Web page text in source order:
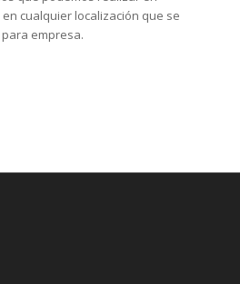
cualquier localización que se
empresa.